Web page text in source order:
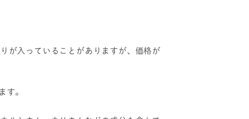
が入っていることがありますが、価格が
す。